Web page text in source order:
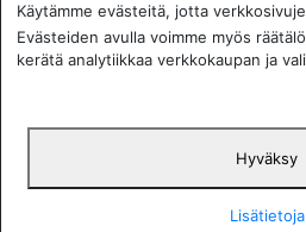
Protecomp
Copyright 2024.
Käytämme evästeitä, jotta
Evästeiden avulla voimme myös
kerätä analytiikkaa verkkokaupan ja
Hyväksy
Lisätietoja